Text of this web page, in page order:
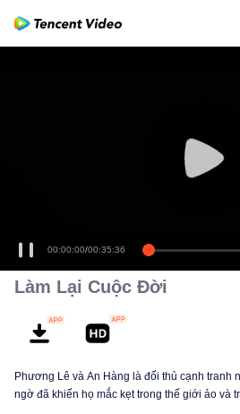
00:00:00/00:35:36
Làm Lại Cuộc Đời
Phương Lê và An Hàng là đối thủ cạnh tranh
ngờ đã khiến họ mắc kẹt trong thế giới ảo và